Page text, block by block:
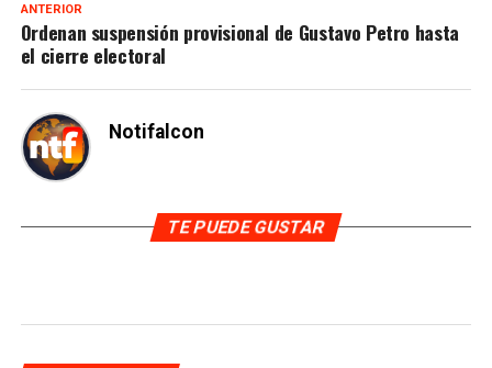
ANTERIOR
Ordenan suspensión provisional de Gustavo Petro hasta
el cierre electoral
Notifalcon
TE PUEDE GUSTAR